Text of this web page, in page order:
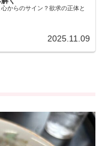
からのサイン？欲求の正体と
2025.11.09